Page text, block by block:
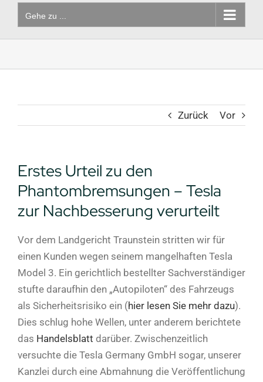
Gehe zu ...
Zurück Vor
Erstes Urteil zu den
Phantombremsungen – Tesla
zur Nachbesserung verurteilt
Vor dem Landgericht Traunstein stritten wir für
einen Kunden wegen seinem mangelhaften Tesla
Model 3. Ein gerichtlich bestellter Sachverständiger
stufte daraufhin den „Autopiloten“ des Fahrzeugs
als Sicherheitsrisiko ein (hier lesen Sie mehr dazu).
Dies schlug hohe Wellen, unter anderem berichtete
das Handelsblatt darüber. Zwischenzeitlich
versuchte die Tesla Germany GmbH sogar, unserer
Kanzlei durch eine Abmahnung die Veröffentlichung